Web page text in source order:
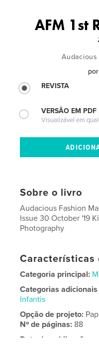
AFM 1st
por
REVISTA
VERSÃO EM PDF
Visualizável em
Sobre o livro
Audacious Fashion
Issue 30 October '19
Photography
Características
Categoria principal:
Categorias adicionais
Infantis
Opção de projeto:
Nº de páginas: 88
Data de publicação: